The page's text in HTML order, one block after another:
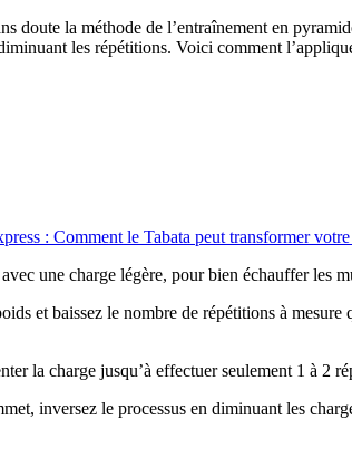
doute la méthode de l’entraînement en
les répétitions. Voici comment
: Comment le Tabata peut transformer
une charge légère, pour bien échauffer les
et baissez le nombre de répétitions à
la charge jusqu’à effectuer seulement 1 à 2
inversez le processus en diminuant les